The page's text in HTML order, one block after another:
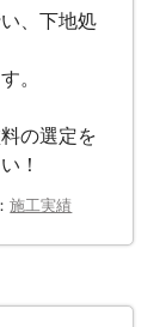
、下地処
。
の選定を
！
施工実績